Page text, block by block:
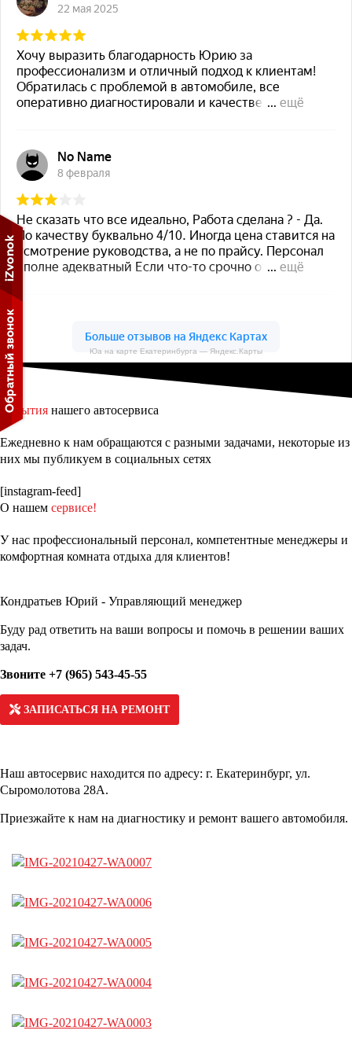
Юа на карте Екатеринбурга — Яндекс.Карты
События нашего автосервиса
Ежедневно к нам обращаются с разными задачами, некоторые из
них мы публикуем в социальных сетях
[instagram-feed]
О нашем сервисе!
У нас профессиональный персонал, компетентные менеджеры и
комфортная комната отдыха для клиентов!
Кондратьев Юрий - Управляющий менеджер
Буду рад ответить на ваши вопросы и помочь в решении ваших
задач.
Звоните +7 (965) 543-45-55
ЗАПИСАТЬСЯ НА РЕМОНТ
Наш автосервис находится по адресу: г. Екатеринбург, ул.
Сыромолотова 28А.
Приезжайте к нам на диагностику и ремонт вашего автомобиля.